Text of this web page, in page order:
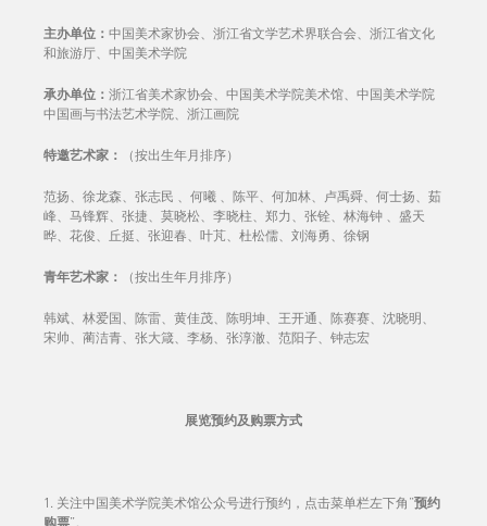
主办单位： 中国美术家协会、浙江省文学艺术界联合会、浙江省文化
和旅游厅、中国美术学院
承办单位： 浙江省美术家协会、中国美术学院美术馆、中国美术学院
中国画与书法艺术学院、浙江画院
特邀艺术家： （按出生年月排序）
范扬、徐龙森、张志民 、何曦 、陈平、何加林、卢禹舜、何士扬、茹
峰、马锋辉、张捷、莫晓松、李晓柱、郑力、张铨、林海钟 、盛天
晔、花俊、丘挺、张迎春、叶芃、杜松儒、刘海勇、徐钢
青年艺术家： （按出生年月排序）
韩斌、林爱国、陈雷、黄佳茂、陈明坤、王开通、陈赛赛、沈晓明、
宋帅、蔺洁青、张大箴、李杨、张淳澈、范阳子、钟志宏
展览预约及购票方式
1. 关注中国美术学院美术馆公众号进行预约，点击菜单栏左下角“预约
购票”。